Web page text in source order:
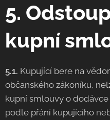
5.
kupní
5.1. Kupující bere na
občanského zákoníku,
kupní smlouvy o
podle přání kupujícího